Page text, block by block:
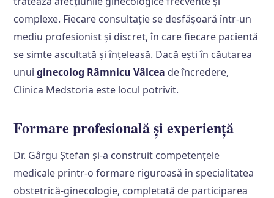
complexe. Fiecare consultație se desfășoară într-un
mediu profesionist și discret, în care fiecare pacientă
se simte ascultată și înțeleasă. Dacă ești în căutarea
unuiginecolog Râmnicu Vâlcea de încredere,
Clinica Medstoria este locul potrivit.
Formare profesională și experiență
Dr. Gârgu Ștefan și-a construit competențele
medicale printr-o formare riguroasă în specialitatea
obstetrică-ginecologie, completată de participarea